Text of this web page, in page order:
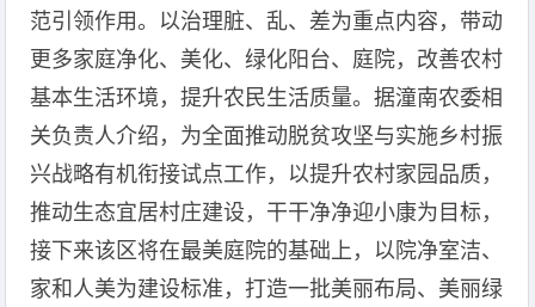
范引领作用。以治理脏、乱、差为重点内容，带动
更多家庭净化、美化、绿化阳台、庭院，改善农村
基本生活环境，提升农民生活质量。据潼南农委相
关负责人介绍，为全面推动脱贫攻坚与实施乡村振
兴战略有机衔接试点工作，以提升农村家园品质，
推动生态宜居村庄建设，干干净净迎小康为目标，
接下来该区将在最美庭院的基础上，以院净室洁、
家和人美为建设标准，打造一批美丽布局、美丽绿